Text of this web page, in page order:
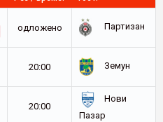
oдложено
Партизан
20:00
Земун
20:00
Нови
Пазар